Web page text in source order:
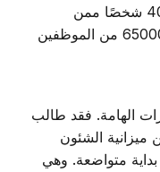
المدربين العسكريين البالغ عددهم 4000 شخصًا ممن
أرسلناهم إلى أفغانستان يمثلون ثلثي 65000 من الموظفين
الهامة. فقد طالب
بزيادة تصل إلى 11 % من ميزانية الشئون
العام المالي 2010. إنها بداية متواضعة. وهي